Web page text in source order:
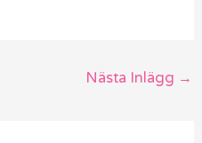
Nästa Inlägg →